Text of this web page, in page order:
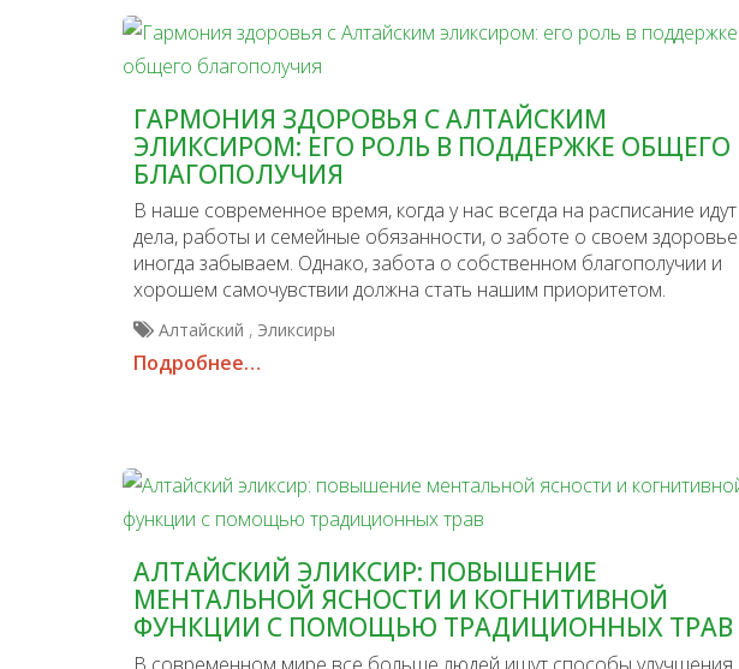
ГАРМОНИЯ ЗДОРОВЬЯ С АЛТАЙСКИМ
ЭЛИКСИРОМ: ЕГО РОЛЬ В ПОДДЕРЖКЕ ОБЩЕГО
БЛАГОПОЛУЧИЯ
В наше современное время, когда у нас всегда на расписание идут
дела, работы и семейные обязанности, о заботе о своем здоровье
иногда забываем. Однако, забота о собственном благополучии и
хорошем самочувствии должна стать нашим приоритетом.
Алтайский , Эликсиры
Подробнее…
АЛТАЙСКИЙ ЭЛИКСИР: ПОВЫШЕНИЕ
МЕНТАЛЬНОЙ ЯСНОСТИ И КОГНИТИВНОЙ
ФУНКЦИИ С ПОМОЩЬЮ ТРАДИЦИОННЫХ ТРАВ
В современном мире все больше людей ищут способы улучшения